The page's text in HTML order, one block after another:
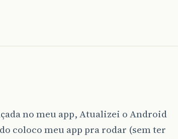
no meu app, Atualizei o Android
coloco meu app pra rodar (sem ter